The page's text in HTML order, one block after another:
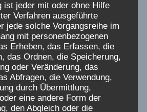
ist jeder mit oder ohne Hilfe
Verfahren ausgeführte
jede solche Vorgangsreihe im
mit personenbezogenen
Erheben, das Erfassen, die
das Ordnen, die Speicherung,
oder Veränderung, das
Abfragen, die Verwendung,
durch Übermittlung,
eine andere Form der
den Abgleich oder die